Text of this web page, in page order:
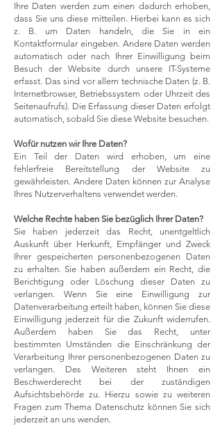
Ihre Daten werden zum einen dadurch erhoben,
dass Sie uns diese mitteilen. Hierbei kann es sich
z. B. um Daten handeln, die Sie in ein
Kontaktformular eingeben. Andere Daten werden
automatisch oder nach Ihrer Einwilligung beim
Besuch der Website durch unsere IT-Systeme
erfasst. Das sind vor allem technische Daten (z. B.
Internetbrowser, Betriebssystem oder Uhrzeit des
Seitenaufrufs). Die Erfassung dieser Daten erfolgt
automatisch, sobald Sie diese Website besuchen.
Wofür nutzen wir Ihre Daten?
Ein Teil der Daten wird erhoben, um eine
fehlerfreie Bereitstellung der Website zu
gewährleisten. Andere Daten können zur Analyse
Ihres Nutzerverhaltens verwendet werden.
Welche Rechte haben Sie bezüglich Ihrer Daten?
Sie haben jederzeit das Recht, unentgeltlich
Auskunft über Herkunft, Empfänger und Zweck
Ihrer gespeicherten personenbezogenen Daten
zu erhalten. Sie haben außerdem ein Recht, die
Berichtigung oder Löschung dieser Daten zu
verlangen. Wenn Sie eine Einwilligung zur
Datenverarbeitung erteilt haben, können Sie diese
Einwilligung jederzeit für die Zukunft widerrufen.
Außerdem haben Sie das Recht, unter
bestimmten Umständen die Einschränkung der
Verarbeitung Ihrer personenbezogenen Daten zu
verlangen. Des Weiteren steht Ihnen ein
Beschwerderecht bei der zuständigen
Aufsichtsbehörde zu. Hierzu sowie zu weiteren
Fragen zum Thema Datenschutz können Sie sich
jederzeit an uns wenden.